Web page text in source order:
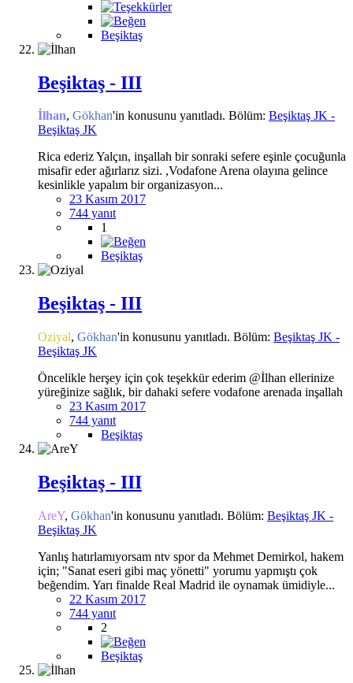
Beşiktaş
Beşiktaş - III
İlhan, Gökhan'in konusunu yanıtladı. Bölüm: Beşiktaş JK -
Beşiktaş JK
Rica ederiz Yalçın, inşallah bir sonraki sefere eşinle çocuğunla
misafir eder ağırlarız sizi. ,Vodafone Arena olayına gelince
kesinlikle yapalım bir organizasyon...
23 Kasım 2017
744 yanıt
1
Beşiktaş
Beşiktaş - III
Oziyal, Gökhan'in konusunu yanıtladı. Bölüm: Beşiktaş JK -
Beşiktaş JK
Öncelikle herşey için çok teşekkür ederim @İlhan ellerinize
yüreğinize sağlık, bir dahaki sefere vodafone arenada inşallah
23 Kasım 2017
744 yanıt
Beşiktaş
Beşiktaş - III
AreY, Gökhan'in konusunu yanıtladı. Bölüm: Beşiktaş JK -
Beşiktaş JK
Yanlış hatırlamıyorsam ntv spor da Mehmet Demirkol, hakem
için; "Sanat eseri gibi maç yönetti" yorumu yapmıştı çok
beğendim. Yarı finalde Real Madrid ile oynamak ümidiyle...
22 Kasım 2017
744 yanıt
2
Beşiktaş